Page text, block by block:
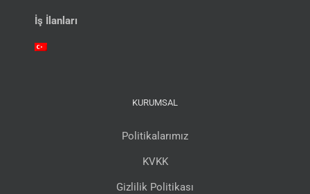
İş İlanları
KURUMSAL
Politikalarımız
KVKK
Gizlilik Politikası